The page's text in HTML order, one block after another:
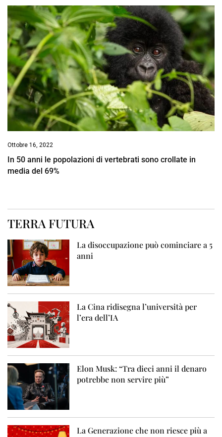
Ottobre 16, 2022
In 50 anni le popolazioni di vertebrati sono crollate in
media del 69%
TERRA FUTURA
La disoccupazione può cominciare a 5
anni
La Cina ridisegna l’università per
l’era dell’IA
Elon Musk: “Tra dieci anni il denaro
potrebbe non servire più”
La Generazione che non riesce più a